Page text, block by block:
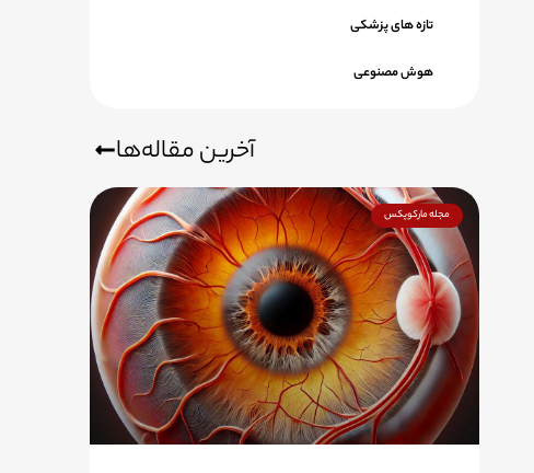
تازه های پزشکی
هوش مصنوعی
آخرین مقاله‌ها
مجله مارکوپکس